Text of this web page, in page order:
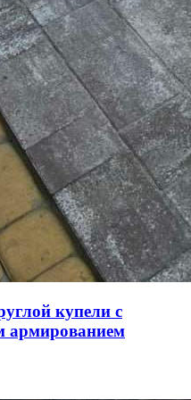
купели с
армированием